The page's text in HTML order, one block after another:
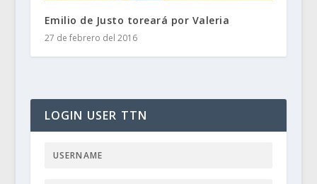
Emilio de Justo toreará por Valeria
27 de febrero del 2016
LOGIN USER TTN